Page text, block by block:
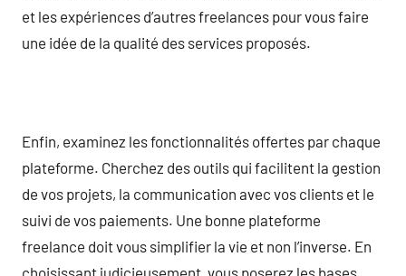
et les expériences d’autres freelances pour vous faire
une idée de la qualité des services proposés.
Enfin, examinez les fonctionnalités offertes par chaque
plateforme. Cherchez des outils qui facilitent la gestion
de vos projets, la communication avec vos clients et le
suivi de vos paiements. Une bonne plateforme
freelance doit vous simplifier la vie et non l’inverse. En
choisissant judicieusement, vous poserez les bases